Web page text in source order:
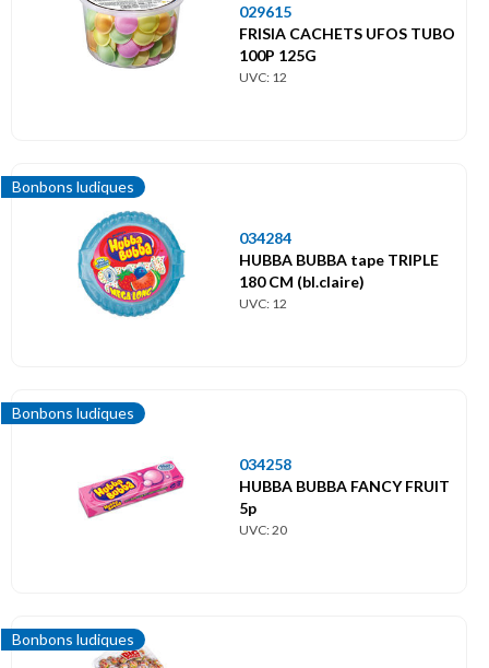
029615
FRISIA CACHETS UFOS TUBO
100P 125G
UVC: 12
Bonbons ludiques
034284
HUBBA BUBBA tape TRIPLE
180 CM (bl.claire)
UVC: 12
Bonbons ludiques
034258
HUBBA BUBBA FANCY FRUIT
5p
UVC: 20
Bonbons ludiques